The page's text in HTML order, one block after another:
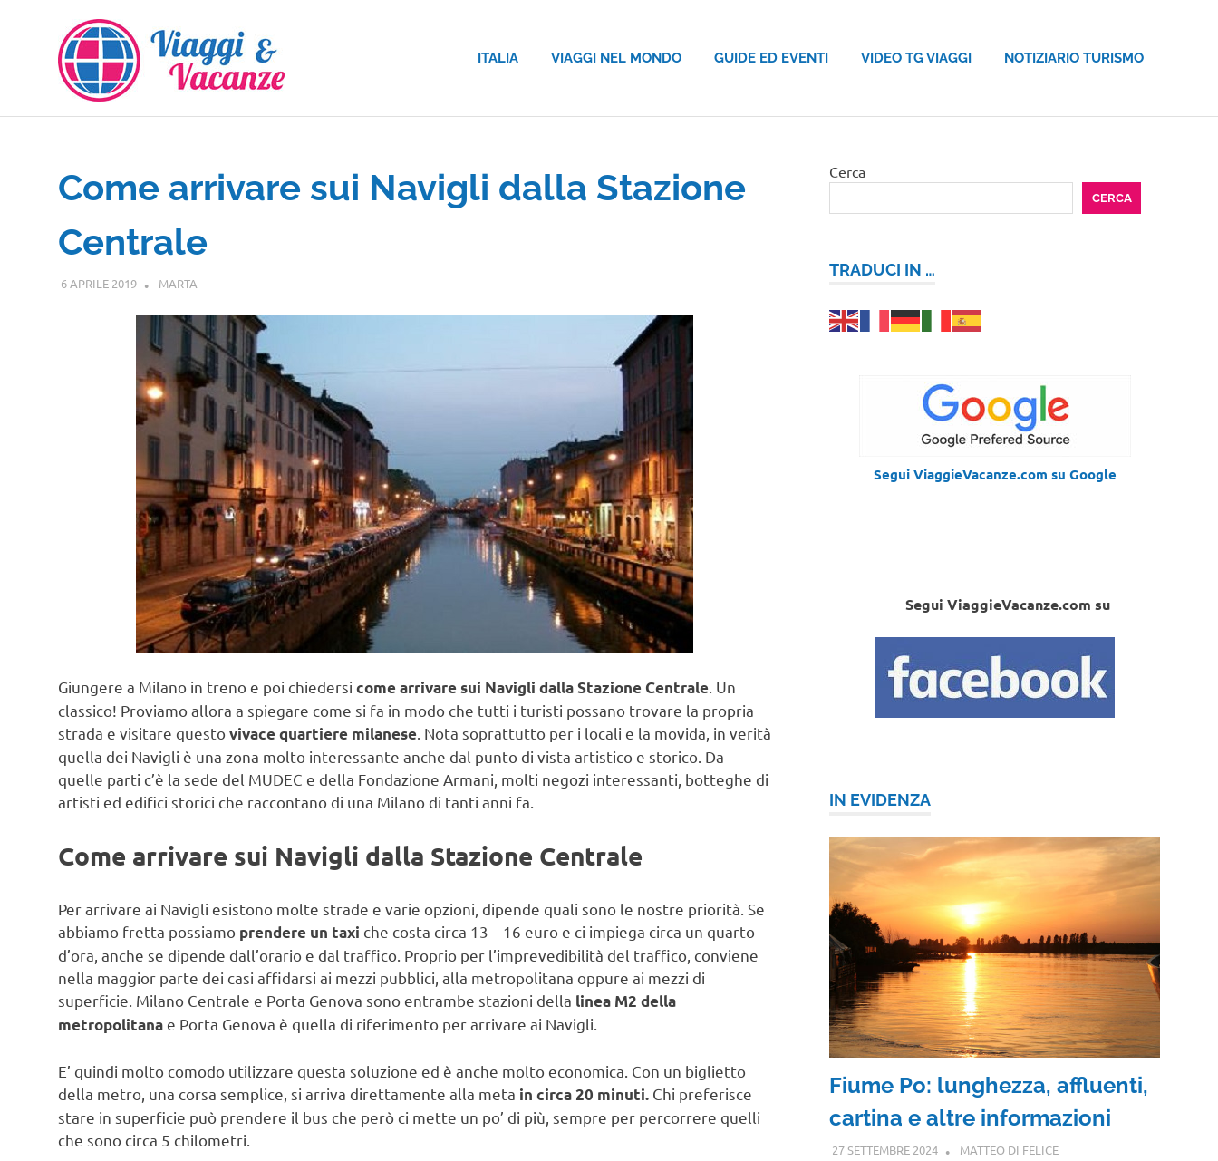
contenuto
ITALIA VIAGGI NEL MONDO GUIDE ED EVENTI VIDEO TG VIAGGI NOTIZIARIO TURISMO
Come arrivare sui Navigli dalla Stazione
Centrale
6 APRILE 2019 MARTA
Giungere a Milano in treno e poi chiedersi come arrivare sui Navigli dalla Stazione Centrale. Un
classico! Proviamo allora a spiegare come si fa in modo che tutti i turisti possano trovare la propria
strada e visitare questovivace quartiere milanese. Nota soprattutto per i locali e la movida, in verità
quella dei Navigli è una zona molto interessante anche dal punto di vista artistico e storico. Da
quelle parti c’è la sede del MUDEC e della Fondazione Armani, molti negozi interessanti, botteghe di
artisti ed edifici storici che raccontano di una Milano di tanti anni fa.
Come arrivare sui Navigli dalla Stazione Centrale
Per arrivare ai Navigli esistono molte strade e varie opzioni, dipende quali sono le nostre priorità. Se
abbiamo fretta possiamo prendere un taxi che costa circa 13 – 16 euro e ci impiega circa un quarto
d’ora, anche se dipende dall’orario e dal traffico. Proprio per l’imprevedibilità del traffico, conviene
nella maggior parte dei casi affidarsi ai mezzi pubblici, alla metropolitana oppure ai mezzi di
superficie. Milano Centrale e Porta Genova sono entrambe stazioni della linea M2 della
metropolitana e Porta Genova è quella di riferimento per arrivare ai Navigli.
E’ quindi molto comodo utilizzare questa soluzione ed è anche molto economica. Con un biglietto
della metro, una corsa semplice, si arriva direttamente alla meta in circa 20 minuti. Chi preferisce
stare in superficie può prendere il bus che però ci mette un po’ di più, sempre per percorrere quelli
che sono circa 5 chilometri.
Cerca
CERCA
TRADUCI IN …
Segui ViaggieVacanze.com su Google
Segui ViaggieVacanze.com su
IN EVIDENZA
Fiume Po: lunghezza, affluenti,
cartina e altre informazioni
27 SETTEMBRE 2024 MATTEO DI FELICE